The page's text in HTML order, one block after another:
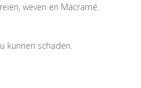
weven en Macramé.
kunnen schaden.